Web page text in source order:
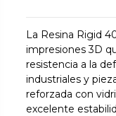
La Resina Rigid
impresiones 3D
resistencia a la
industriales y
reforzada con
excelente